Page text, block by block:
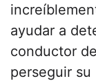
ayudar a
conductor
perseguir